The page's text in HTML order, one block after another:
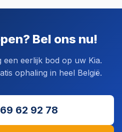
Bel ons nu!
een eerlijk bod op uw Kia.
ophaling in heel België.
62 92 78